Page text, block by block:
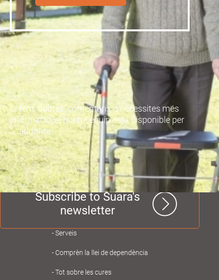
Si tens dubtes, comentaris o necessites més
informació, el nostre equip está disponible per
a ajudar-te.
Subscribe to Suara's
newsletter
Navegación
principal
Gent
Serveis
Comprèn la llei de dependència
Tot sobre les cures